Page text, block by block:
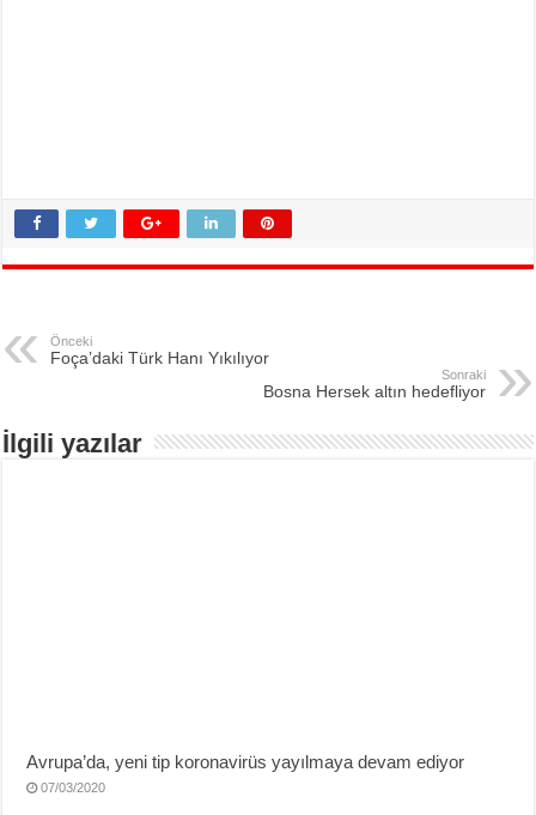
Önceki
Foça’daki Türk Hanı Yıkılıyor
Sonraki
Bosna Hersek altın hedefliyor
İlgili yazılar
Avrupa’da, yeni tip koronavirüs yayılmaya devam ediyor
07/03/2020